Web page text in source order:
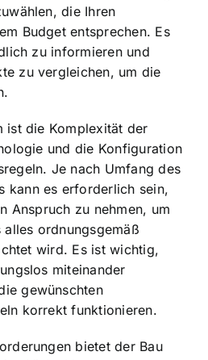
die Ihren
Budget entsprechen. Es
zu informieren und
zu vergleichen, um die
ist die Komplexität der
und die Konfiguration
Je nach Umfang des
kann es erforderlich sein,
Anspruch zu nehmen, um
ordnungsgemäß
wird. Es ist wichtig,
miteinander
gewünschten
korrekt funktionieren.
bietet der Bau